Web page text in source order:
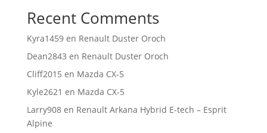
Recent Comments
Kyra1459en Renault Duster Oroch
Dean2843 en Renault Duster Oroch
Cliff2015 en Mazda CX-5
Kyle2621 en Mazda CX-5
Larry908en Renault Arkana Hybrid E-tech – Esprit
Alpine